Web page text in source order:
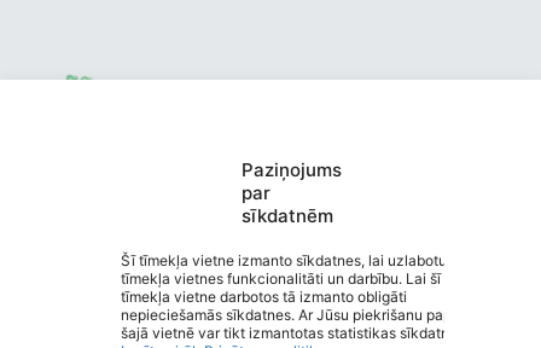
Paziņojums
par
sīkdatnēm
Šī tīmekļa vietne izmanto sīkdatnes, lai uzlabotu
tīmekļa vietnes funkcionalitāti un darbību. Lai šī
tīmekļa vietne darbotos tā izmanto obligāti
nepieciešamās sīkdatnes. Ar Jūsu piekrišanu papildus
šajā vietnē var tikt izmantotas statistikas sīkdatnes.
Valmieras pirmsskolas izglītības
iestāde "Ābelīte"